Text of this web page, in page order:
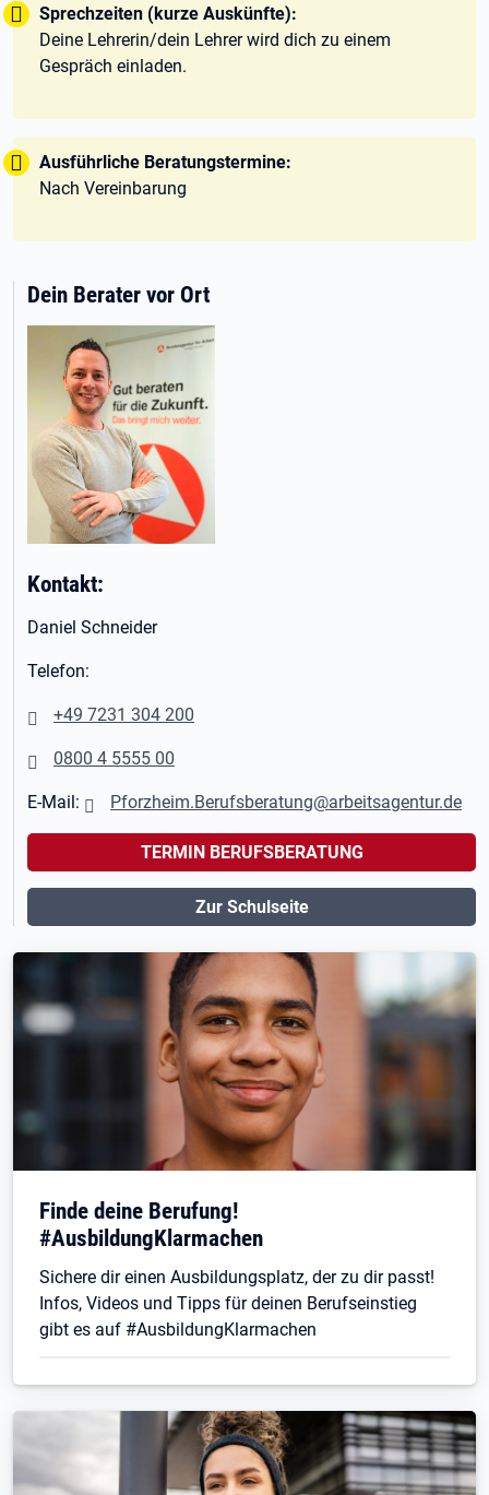
Tipp:
Sprechzeiten (kurze Auskünfte):
Deine Lehrerin/dein Lehrer wird dich zu einem
Gespräch einladen.
Tipp:
Ausführliche Beratungstermine:
Nach Vereinbarung
Dein Berater vor Ort
Kontakt:
Daniel Schneider
Telefon:
+49 7231 304 200
0800 4 5555 00
E-Mail: Pforzheim.Berufsberatung@arbeitsagentur.de
TERMIN BERUFSBERATUNG
Zur Schulseite
Finde deine Berufung!
#AusbildungKlarmachen
Sichere dir einen Ausbildungsplatz, der zu dir passt!
Infos, Videos und Tipps für deinen Berufseinstieg
gibt es auf #AusbildungKlarmachen